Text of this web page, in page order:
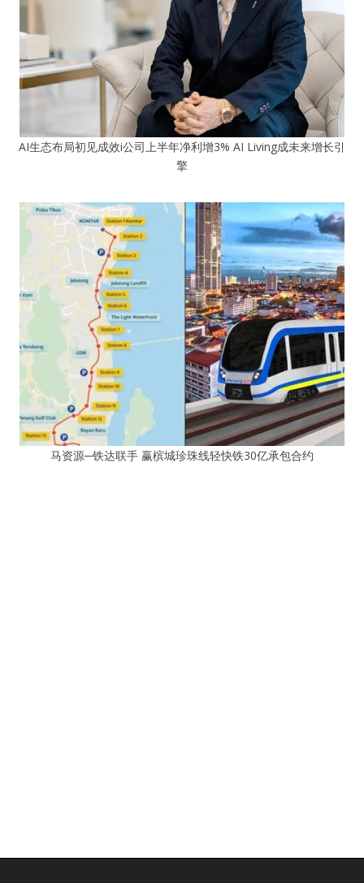
AI生态布局初见成效i公司上半年净利增3% AI Living成未来增长引
擎
马资源─铁达联手 赢槟城珍珠线轻快铁30亿承包合约